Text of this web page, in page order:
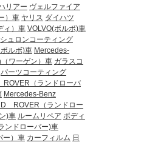
リアー ヴェルファイア
）車 ヤリス ダイハツ
ィ）車 VOLVO(ボルボ)車
ュロンコーティング
ルボ)車 Mercedes-
ワーゲン）車 ガラスコ
パーツコーティング
（ランドローバ
Mercedes-Benz
ROVER（ランドロー
)車 ルームリペア ボディ
ンドローバー)車
ー）車 カーフィルム 日